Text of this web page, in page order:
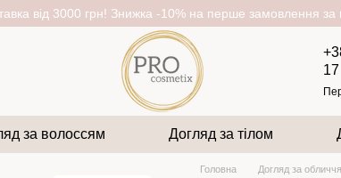
від 3000 грн! Знижка -10% на перше замовлення
17
за волоссям Догляд за тілом
Головна Догляд за